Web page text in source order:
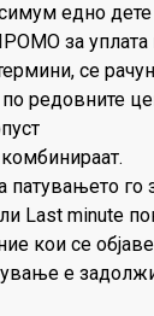
едно дете
за уплата
се
редовните
патувањето
Last minute
кои се
е